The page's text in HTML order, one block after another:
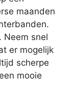
maanden
Neem snel
er mogelijk
scherpe
mooie